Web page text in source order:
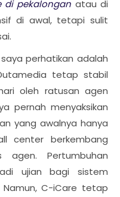
di pekalongan atau di
di awal, tetapi sulit
perhatikan adalah
tetap stabil
oleh ratusan agen
pernah menyaksikan
yang awalnya hanya
center berkembang
Pertumbuhan
ujian bagi sistem
Namun, C-iCare tetap